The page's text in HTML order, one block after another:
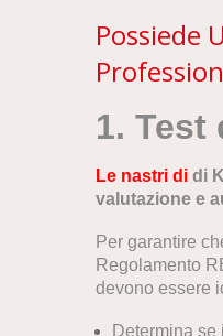
Possiede
1. Test
Le nastri di di
valutazione e
Per garantire
Regolamento
devono essere
Determina